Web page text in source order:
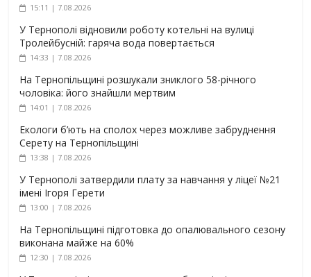
15:11 | 7.08.2026
У Тернополі відновили роботу котельні на вулиці
Тролейбусній: гаряча вода повертається
14:33 | 7.08.2026
На Тернопільщині розшукали зниклого 58-річного
чоловіка: його знайшли мертвим
14:01 | 7.08.2026
Екологи б’ють на сполох через можливе забруднення
Серету на Тернопільщині
13:38 | 7.08.2026
У Тернополі затвердили плату за навчання у ліцеї №21
імені Ігоря Герети
13:00 | 7.08.2026
На Тернопільщині підготовка до опалювального сезону
виконана майже на 60%
12:30 | 7.08.2026